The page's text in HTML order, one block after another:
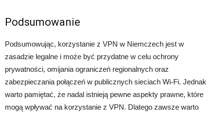
Podsumowanie
Podsumowując, korzystanie z VPN w Niemczech jest w
zasadzie legalne i może być przydatne w celu ochrony
prywatności, omijania ograniczeń regionalnych oraz
zabezpieczania połączeń w publicznych sieciach Wi-Fi. Jednak
warto pamiętać, że nadal istnieją pewne aspekty prawne, które
mogą wpływać na korzystanie z VPN. Dlatego zawsze warto